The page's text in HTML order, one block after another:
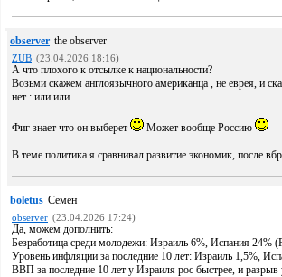
observer the observer
ZUB (23.04.2026 18:16)
А что плохого к отсылке к национальности?
Возьми скажем англоязычного американца , не еврея, и
нет : или или.
Фиг знает что он выберет Может вообще Россию
В теме политика я сравнивал развитие экономик, после
boletus Семен
observer (23.04.2026 17:24)
Да, можем дополнить:
Безработица среди молодежи: Израиль 6%, Испания 24%
Уровень инфляции за последние 10 лет: Израиль 1,5%,
ВВП за последние 10 лет у Израиля рос быстрее, и разрыв